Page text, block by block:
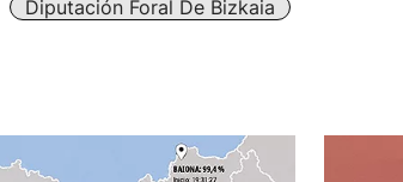
Diputación Foral De Bizkaia